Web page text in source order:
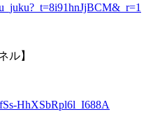
ル】
HhXSbRpl6l_I688A